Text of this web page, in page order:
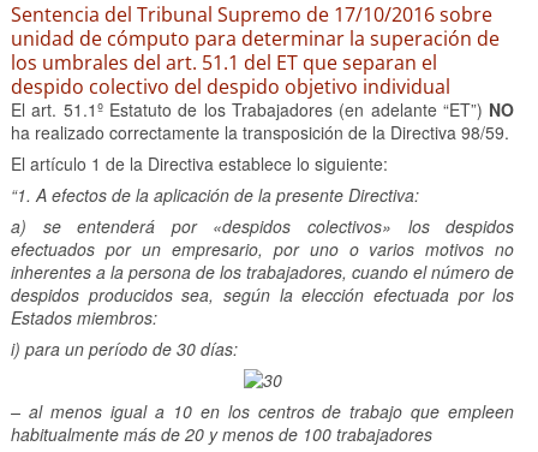
Sentencia del Tribunal Supremo de 17/10/2016 sobre
unidad de cómputo para determinar la superación de
los umbrales del art. 51.1 del ET que separan el
despido colectivo del despido objetivo individual
El art. 51.1º Estatuto de los Trabajadores (en adelante “ET”) NO
ha realizado correctamente la transposición de la Directiva 98/59.
El artículo 1 de la Directiva establece lo siguiente:
“1. A efectos de la aplicación de la presente Directiva:
a) se entenderá por «despidos colectivos» los despidos
efectuados por un empresario, por uno o varios motivos no
inherentes a la persona de los trabajadores, cuando el número de
despidos producidos sea, según la elección efectuada por los
Estados miembros:
i) para un período de 30 días:
– al menos igual a 10 en los centros de trabajo que empleen
habitualmente más de 20 y menos de 100 trabajadores